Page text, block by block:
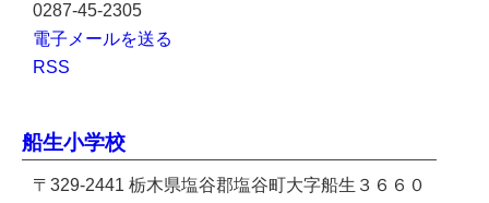
0287-45-2305
電子メールを送る
RSS
船生小学校
〒329-2441 栃木県塩谷郡塩谷町大字船生３６６０